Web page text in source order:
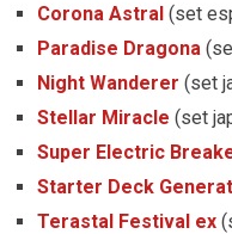
Corona Astral (set
Paradise Dragona
Night Wanderer (set
Stellar Miracle (set
Super Electric
Starter Deck
Terastal Festival ex